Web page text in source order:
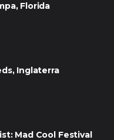
Florida
Inglaterra
Mad Cool Festival